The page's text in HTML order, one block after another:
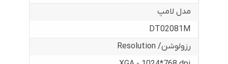
مدل لامپ
DT02081M
رزولوشن/ Resolution